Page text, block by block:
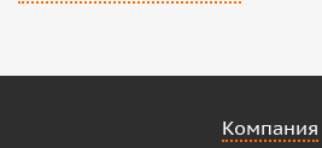
Компания